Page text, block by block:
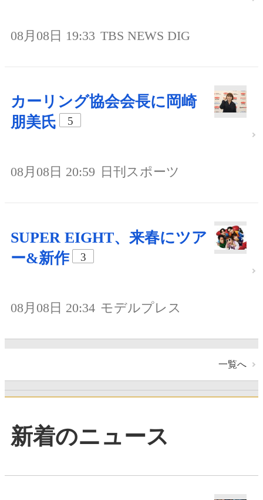
08月08日 19:33 TBS NEWS DIG
カーリング協会会長に岡崎
朋美氏
5
08月08日 20:59 日刊スポーツ
SUPER EIGHT、来春にツア
ー&新作
3
08月08日 20:34 モデルプレス
一覧へ
新着のニュース